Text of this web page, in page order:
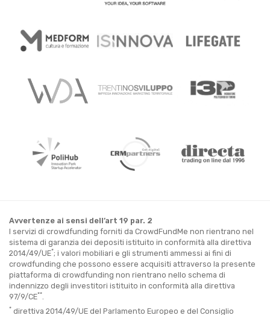
Avvertenze ai sensi dell’art 19 par. 2
I servizi di crowdfunding forniti da CrowdFundMe non rientrano nel
sistema di garanzia dei depositi istituito in conformità alla direttiva
2014/49/UE*; i valori mobiliari e gli strumenti ammessi ai fini di
crowdfunding che possono essere acquisiti attraverso la presente
piattaforma di crowdfunding non rientrano nello schema di
indennizzo degli investitori istituito in conformità alla direttiva
97/9/CE**
* direttiva 2014/49/UE del Parlamento Europeo e del Consiglio